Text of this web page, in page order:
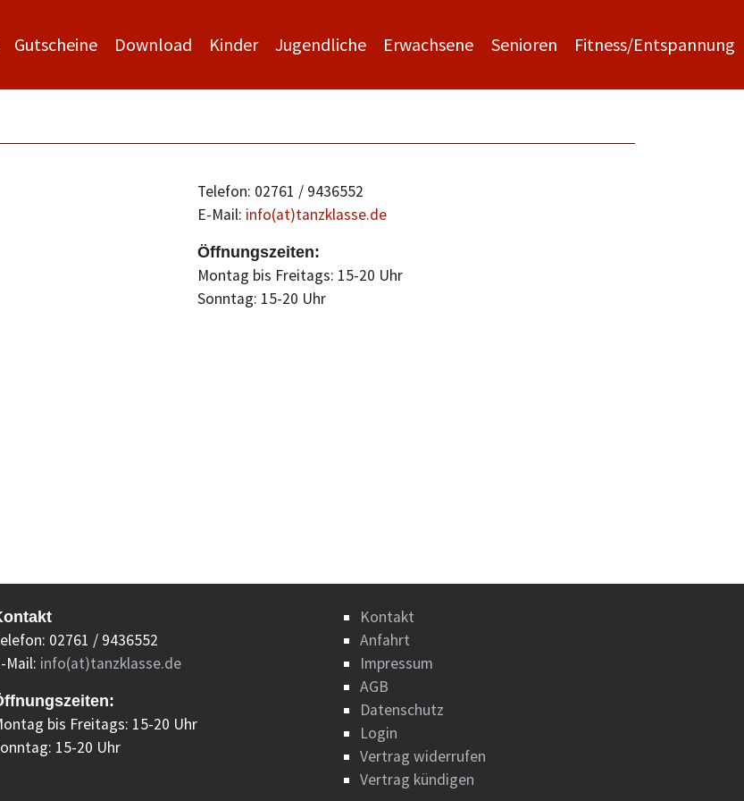
Gutscheine Download Kinder Jugendliche Erwachsene Senioren Fitness/Entspannung
Telefon: 02761 / 9436552
E-Mail: info(at)tanzklasse.de
Öffnungszeiten:
Montag bis Freitags: 15-20 Uhr
Sonntag: 15-20 Uhr
02761 / 9436552
Mail: info(at)tanzklasse.de
bis Freitags: 15-20 Uhr
15-20 Uhr
Kontakt
Anfahrt
Impressum
AGB
Datenschutz
Login
Vertrag widerrufen
Vertrag kündigen